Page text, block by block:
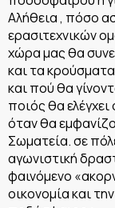
Αλήθεια , πόσο
ερασιτεχνικών
χώρα μας θα
και τα
και πού θα
ποιός θα ελέγχει
όταν θα
Σωματεία. σε
αγωνιστική
φαινόμενο
οικονομία και